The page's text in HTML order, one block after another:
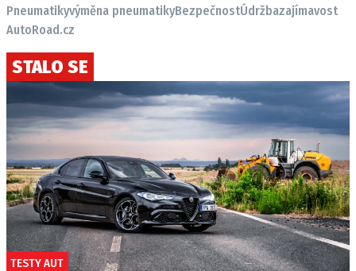
Pneumatikyvýměna pneumatikyBezpečnostÚdržbazajímavost
AutoRoad.cz
STALO SE
TESTY AUT